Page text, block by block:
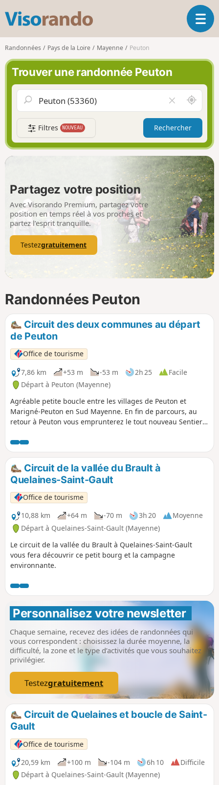
s
o
r
n
d
o
O
u
l
a
i
g
a
t
i
o
n
Randonnées Pays de la Loire Mayenne Peuton
Trouver une randonnée Peuton
i
d
e
r
l
e
c
h
a
m
p
A
u
t
u
r
d
e
m
o
i
Filtres NOUVEAU Rechercher
Partagez votre position
Avec Visorando Premium, partagez votre
position en temps réel à vos proches et
partez l’esprit tranquille.
Testezgratuitement
Randonnées Peuton
Circuit des deux communes au départ
de Peuton
Office de tourisme
7,86 km
+53 m -53 m 2h 25
Facile
Départ à Peuton (Mayenne)
Agréable petite boucle entre les villages de Peuton et
Marigné-Peuton en Sud Mayenne. En fin de parcours, au
retour à Peuton vous emprunterez le tout nouveau Sentier
Circuit de la vallée du Brault à
Quelaines-Saint-Gault
Office de tourisme
10,88 km
+64 m -70 m 3h 20
Moyenne
Départ à Quelaines-Saint-Gault (Mayenne)
Le circuit de la vallée du Brault à Quelaines-Saint-Gault
vous fera découvrir ce petit bourg et la campagne
environnante.
Personnalisez votre newsletter
Chaque semaine, recevez des idées de randonnées qui
vous correspondent : choisissez la durée moyenne, la
difficulté, la zone et le type d’activités que vous souhaitez
privilégier.
Testezgratuitement
Circuit de Quelaines et boucle de Saint-
Gault
Office de tourisme
20,59 km
+100 m -104 m 6h 10
Difficile
Départ à Quelaines-Saint-Gault (Mayenne)